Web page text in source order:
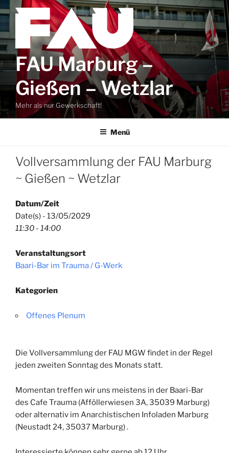
Zum
Inhalt
springen
FAU Marburg –
Gießen – Wetzlar
Mehr als nur Gewerkschaft!
Menü
Vollversammlung der FAU Marburg
~ Gießen ~ Wetzlar
Datum/Zeit
Date(s) - 13/05/2029
11:30 - 14:00
Veranstaltungsort
Baari-Bar im Trauma / G-Werk
Kategorien
Offenes Plenum
Die Vollversammlung der FAU MGW findet in der Regel
jeden zweiten Sonntag des Monats statt.
Momentan treffen wir uns meistens in der Baari-Bar
des Cafe Trauma (Afföllerwiesen 3A, 35039 Marburg)
oder alternativ im Anarchistischen Infoladen Marburg
(Neustadt 24, 35037 Marburg).